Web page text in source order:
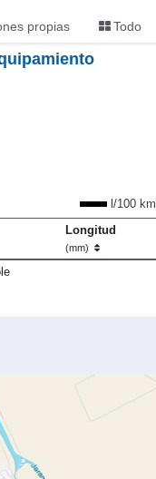
propias Todo
l/100 km
Longitud
(mm)